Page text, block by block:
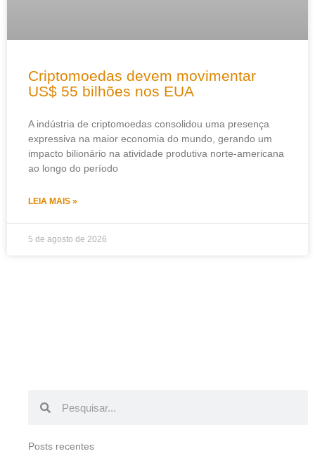
Criptomoedas devem movimentar
US$ 55 bilhões nos EUA
A indústria de criptomoedas consolidou uma presença
expressiva na maior economia do mundo, gerando um
impacto bilionário na atividade produtiva norte-americana
ao longo do período
LEIA MAIS »
5 de agosto de 2026
Posts recentes